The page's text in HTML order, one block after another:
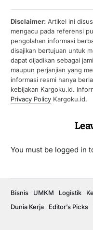
Disclaimer:Artikel ini
mengacu pada referensi
pengolahan informasi
disajikan bertujuan untuk
dapat dijadikan sebagai
maupun perjanjian yang
informasi resmi hanya
kebijakan Kargoku.id.
Privacy PolicyKargoku.id.
You must be logged in
Bisnis UMKM Logistik
Dunia Kerja
Editor’s Picks